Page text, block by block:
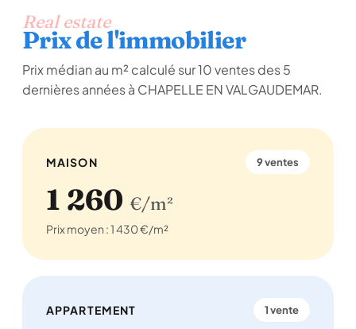
Real estate
Prix de l'immobilier
Prix médian au m² calculé sur 10 ventes des 5
dernières années à CHAPELLE EN VALGAUDEMAR.
MAISON 9 ventes
1 260 €/m²
Prix moyen : 1 430 €/m²
APPARTEMENT 1 vente